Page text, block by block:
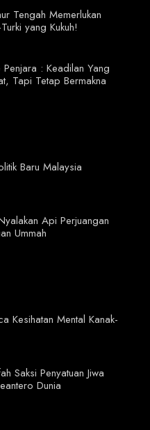
Tengah Memerlukan
yang Kukuh!
: Keadilan Yang
Tapi Tetap Bermakna
Baru Malaysia
Api Perjuangan
Ummah
Kesihatan Mental Kanak-
Saksi Penyatuan Jiwa
Dunia